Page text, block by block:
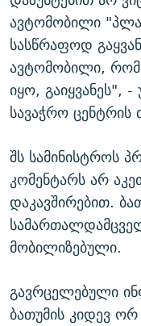
ავტომობილი
სასწრაფოდ
ავტომობილი,
იყო, გაიყვანეს",
სავაჭრო ცენტრის
შს სამინისტროს
კომენტარს არ
დაკავშირებით.
მობილიზებული.
გავრცელებული
ბათუმის კიდევ